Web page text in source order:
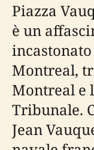
Piazza
è un
Montreal,
Montreal e
Tribunale.
Jean